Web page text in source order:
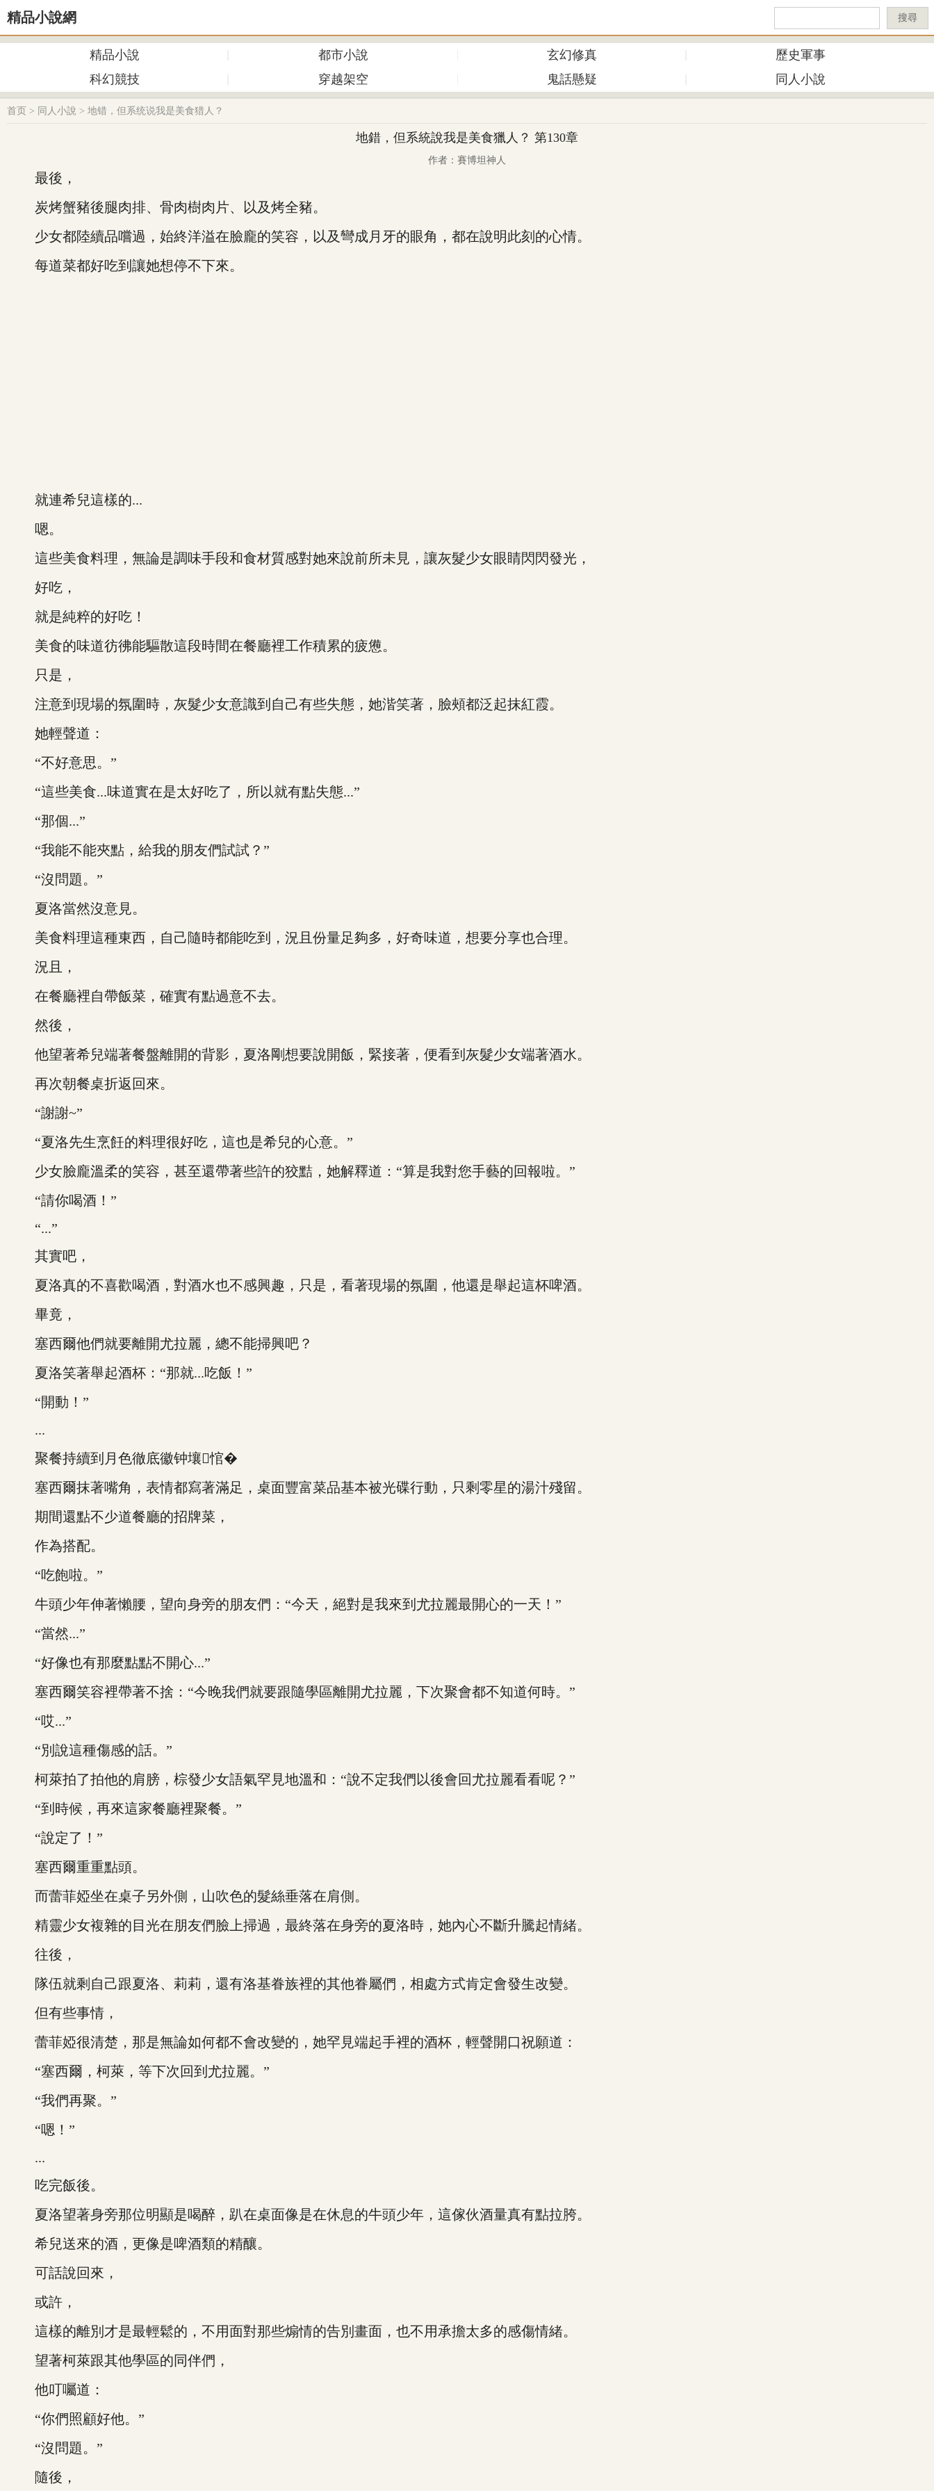
精品小說網 搜尋
精品小說 都市小說 玄幻修真
歷史軍事
科幻競技
穿越架空 鬼話懸疑 同人小說
首页 > 同人小說 > 地错，但系统说我是美食猎人？
地錯，但系統說我是美食獵人？ 第130章
作者：賽博坦神人
最後，
炭烤蟹豬後腿肉排、骨肉樹肉片、以及烤全豬。
少女都陸續品嚐過，始終洋溢在臉龐的笑容，以及彎成月牙的眼角，都在說明此刻的心情。
每道菜都好吃到讓她想停不下來。
就連希兒這樣的...
嗯。
這些美食料理，無論是調味手段和食材質感對她來說前所未見，讓灰髮少女眼睛閃閃發光，
好吃，
就是純粹的好吃！
美食的味道彷彿能驅散這段時間在餐廳裡工作積累的疲憊。
只是，
注意到現場的氛圍時，灰髮少女意識到自己有些失態，她湝笑著，臉頰都泛起抹紅霞。
她輕聲道：
“不好意思。”
“這些美食...味道實在是太好吃了，所以就有點失態...”
“那個...”
“我能不能夾點，給我的朋友們試試？”
“沒問題。”
夏洛當然沒意見。
美食料理這種東西，自己隨時都能吃到，況且份量足夠多，好奇味道，想要分享也合理。
況且，
在餐廳裡自帶飯菜，確實有點過意不去。
然後，
他望著希兒端著餐盤離開的背影，夏洛剛想要說開飯，緊接著，便看到灰髮少女端著酒水。
再次朝餐桌折返回來。
“謝謝~”
“夏洛先生烹飪的料理很好吃，這也是希兒的心意。”
少女臉龐溫柔的笑容，甚至還帶著些許的狡黠，她解釋道：“算是我對您手藝的回報啦。”
“請你喝酒！”
“...”
其實吧，
夏洛真的不喜歡喝酒，對酒水也不感興趣，只是，看著現場的氛圍，他還是舉起這杯啤酒。
畢竟，
塞西爾他們就要離開尤拉麗，總不能掃興吧？
夏洛笑著舉起酒杯：“那就...吃飯！”
“開動！”
...
聚餐持續到月色徹底徽钟壤悺�
塞西爾抹著嘴角，表情都寫著滿足，桌面豐富菜品基本被光碟行動，只剩零星的湯汁殘留。
期間還點不少道餐廳的招牌菜，
作為搭配。
“吃飽啦。”
牛頭少年伸著懶腰，望向身旁的朋友們：“今天，絕對是我來到尤拉麗最開心的一天！”
“當然...”
“好像也有那麼點點不開心...”
塞西爾笑容裡帶著不捨：“今晚我們就要跟隨學區離開尤拉麗，下次聚會都不知道何時。”
“哎...”
“別說這種傷感的話。”
柯萊拍了拍他的肩膀，棕發少女語氣罕見地溫和：“說不定我們以後會回尤拉麗看看呢？”
“到時候，再來這家餐廳裡聚餐。”
“說定了！”
塞西爾重重點頭。
而蕾菲婭坐在桌子另外側，山吹色的髮絲垂落在肩側。
精靈少女複雜的目光在朋友們臉上掃過，最終落在身旁的夏洛時，她內心不斷升騰起情緒。
往後，
隊伍就剩自己跟夏洛、莉莉，還有洛基眷族裡的其他眷屬們，相處方式肯定會發生改變。
但有些事情，
蕾菲婭很清楚，那是無論如何都不會改變的，她罕見端起手裡的酒杯，輕聲開口祝願道：
“塞西爾，柯萊，等下次回到尤拉麗。”
“我們再聚。”
“嗯！”
...
吃完飯後。
夏洛望著身旁那位明顯是喝醉，趴在桌面像是在休息的牛頭少年，這傢伙酒量真有點拉胯。
希兒送來的酒，更像是啤酒類的精釀。
可話說回來，
或許，
這樣的離別才是最輕鬆的，不用面對那些煽情的告別畫面，也不用承擔太多的感傷情緒。
望著柯萊跟其他學區的同伴們，
他叮囑道：
“你們照顧好他。”
“沒問題。”
隨後，